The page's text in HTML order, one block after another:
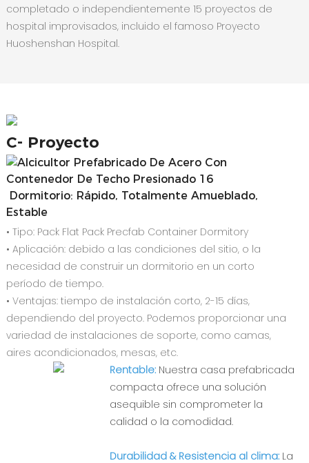
completado o independientemente 15 proyectos de
hospital improvisados, incluido el famoso Proyecto
Huoshenshan Hospital.
C- Proyecto
Dormitorio: Rápido, Totalmente Amueblado,
Estable
• Tipo: Pack Flat Pack Precfab Container Dormitory
• Aplicación: debido a las condiciones del sitio, o la
necesidad de construir un dormitorio en un corto
período de tiempo.
• Ventajas: tiempo de instalación corto, 2-15 días,
dependiendo del proyecto. Podemos proporcionar una
variedad de instalaciones de soporte, como camas,
aires acondicionados, mesas, etc.
Rentable: Nuestra casa prefabricada
compacta ofrece una solución
asequible sin comprometer la
calidad o la comodidad.
Durabilidad & Resistencia al clima: La